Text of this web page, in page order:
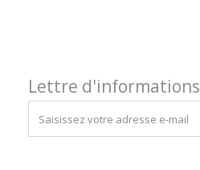
Lettre d'informations